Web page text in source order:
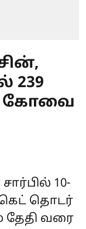
239
கோவை
10-
தொடர்
தேதி வரை